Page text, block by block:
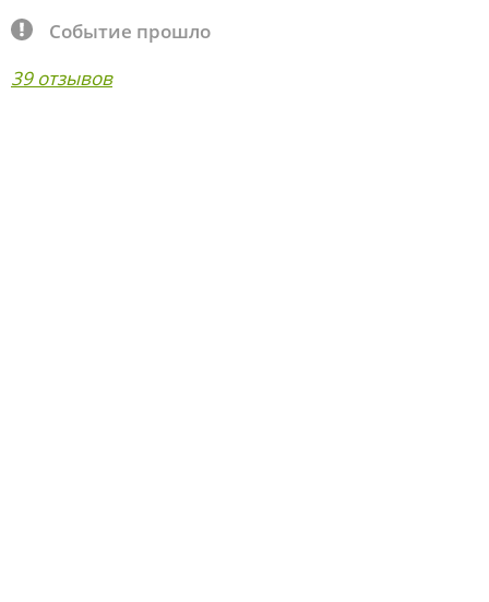
Событие прошло
39 отзывов